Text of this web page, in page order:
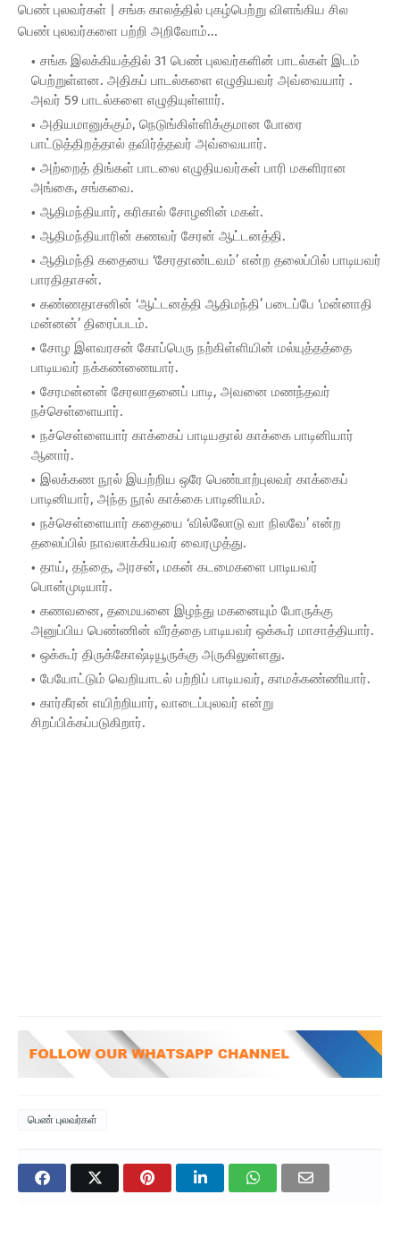
பெண் புலவர்கள் | சங்க காலத்தில் புகழ்பெற்று விளங்கிய சில
பெண் புலவர்களை பற்றி அறிவோம்...
சங்க இலக்கியத்தில் 31 பெண் புலவர்களின் பாடல்கள் இடம்
பெற்றுள்ளன. அதிகப் பாடல்களை எழுதியவர் அவ்வையார் .
அவர் 59 பாடல்களை எழுதியுள்ளார்.
அதியமானுக்கும், நெடுங்கிள்ளிக்குமான போரை
பாட்டுத்திறத்தால் தவிர்த்தவர் அவ்வையார்.
அற்றைத் திங்கள் பாடலை எழுதியவர்கள் பாரி மகளிரான
அங்கை, சங்கவை.
ஆதிமந்தியார், கரிகால் சோழனின் மகள்.
ஆதிமந்தியாரின் கணவர் சேரன் ஆட்டனத்தி.
ஆதிமந்தி கதையை ‘சேரதாண்டவம்’ என்ற தலைப்பில் பாடியவர்
பாரதிதாசன்.
கண்ணதாசனின் ‘ஆட்டனத்தி ஆதிமந்தி’ படைப்பே ‘மன்னாதி
மன்னன்’ திரைப்படம்.
சோழ இளவரசன் கோப்பெரு நற்கிள்ளியின் மல்யுத்தத்தை
பாடியவர் நக்கண்ணையார்.
சேரமன்னன் சேரலாதனைப் பாடி, அவனை மணந்தவர்
நச்செள்ளையார்.
நச்செள்ளையார் காக்கைப் பாடியதால் காக்கை பாடினியார்
ஆனார்.
இலக்கண நூல் இயற்றிய ஒரே பெண்பாற்புலவர் காக்கைப்
பாடினியார், அந்த நூல் காக்கை பாடினியம்.
நச்செள்ளையார் கதையை ‘வில்லோடு வா நிலவே’ என்ற
தலைப்பில் நாவலாக்கியவர் வைரமுத்து.
தாய், தந்தை, அரசன், மகன் கடமைகளை பாடியவர்
பொன்முடியார்.
கணவனை, தமையனை இழந்து மகனையும் போருக்கு
அனுப்பிய பெண்ணின் வீரத்தை பாடியவர் ஒக்கூர் மாசாத்தியார்.
ஒக்கூர் திருக்கோஷ்டியூருக்கு அருகிலுள்ளது.
பேயோட்டும் வெறியாடல் பற்றிப் பாடியவர், காமக்கண்ணியார்.
கார்கீரன் எயிற்றியார், வாடைப்புலவர் என்று
சிறப்பிக்கப்படுகிறார்.
பெண் புலவர்கள்